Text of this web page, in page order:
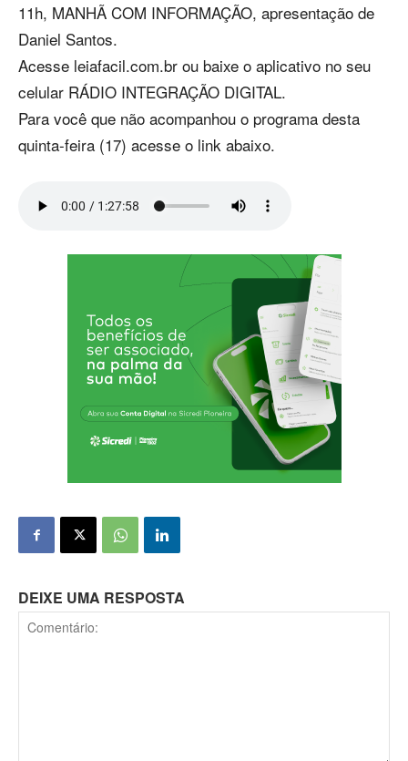
11h, MANHÃ COM INFORMAÇÃO, apresentação de
Daniel Santos.
Acesse leiafacil.com.br ou baixe o aplicativo no seu
celular RÁDIO INTEGRAÇÃO DIGITAL.
Para você que não acompanhou o programa desta
quinta-feira (17) acesse o link abaixo.
DEIXE UMA RESPOSTA